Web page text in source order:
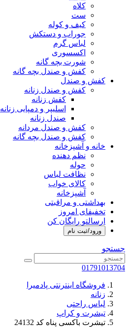
کلاه
ست
کیف و کوله
جوراب و دستکش
لباس گرم
اکسسوری
شورت بچه گانه
کفش و صندل بچه گانه
کفش و صندل
کفش و صندل زنانه
کفش زنانه
اسلیپر و دمپایی زنانه
صندل زنانه
کفش و صندل مردانه
کفش و صندل بچه گانه
خانه و آشپزخانه
نظم دهنده
حوله
نظافت لباس
کالای خواب
آشپزخانه
بهداشتی و مراقبتی
تخفیفای امروز
ارسالتو رایگان کن
ورود/ثبت نام
جستجو
01791013704
فروشگاه اینترنتی پادمیرا
زنانه
لباس راحتی
تیشرت و کراپ
تیشرت باکسی پناه کد 24132